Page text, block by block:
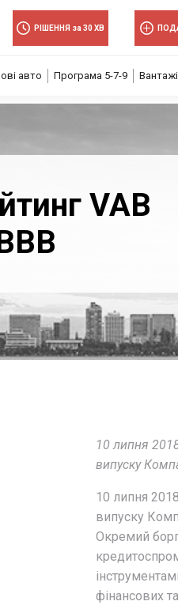
РІШЕННЯ за 30 ХВ
авто Програма 5-7-9
VAB
10 липня
випуску
10 липня
випуску
Окремий
фінансових